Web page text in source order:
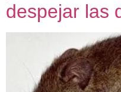
despejar las